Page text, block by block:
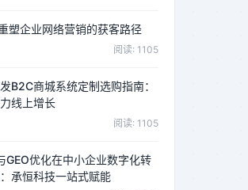
塑企业网络营销的获客路径
阅读: 1105
B2C商城系统定制选购指南：
线上增长
阅读: 1105
优化在中小企业数字化转
承恒科技一站式赋能